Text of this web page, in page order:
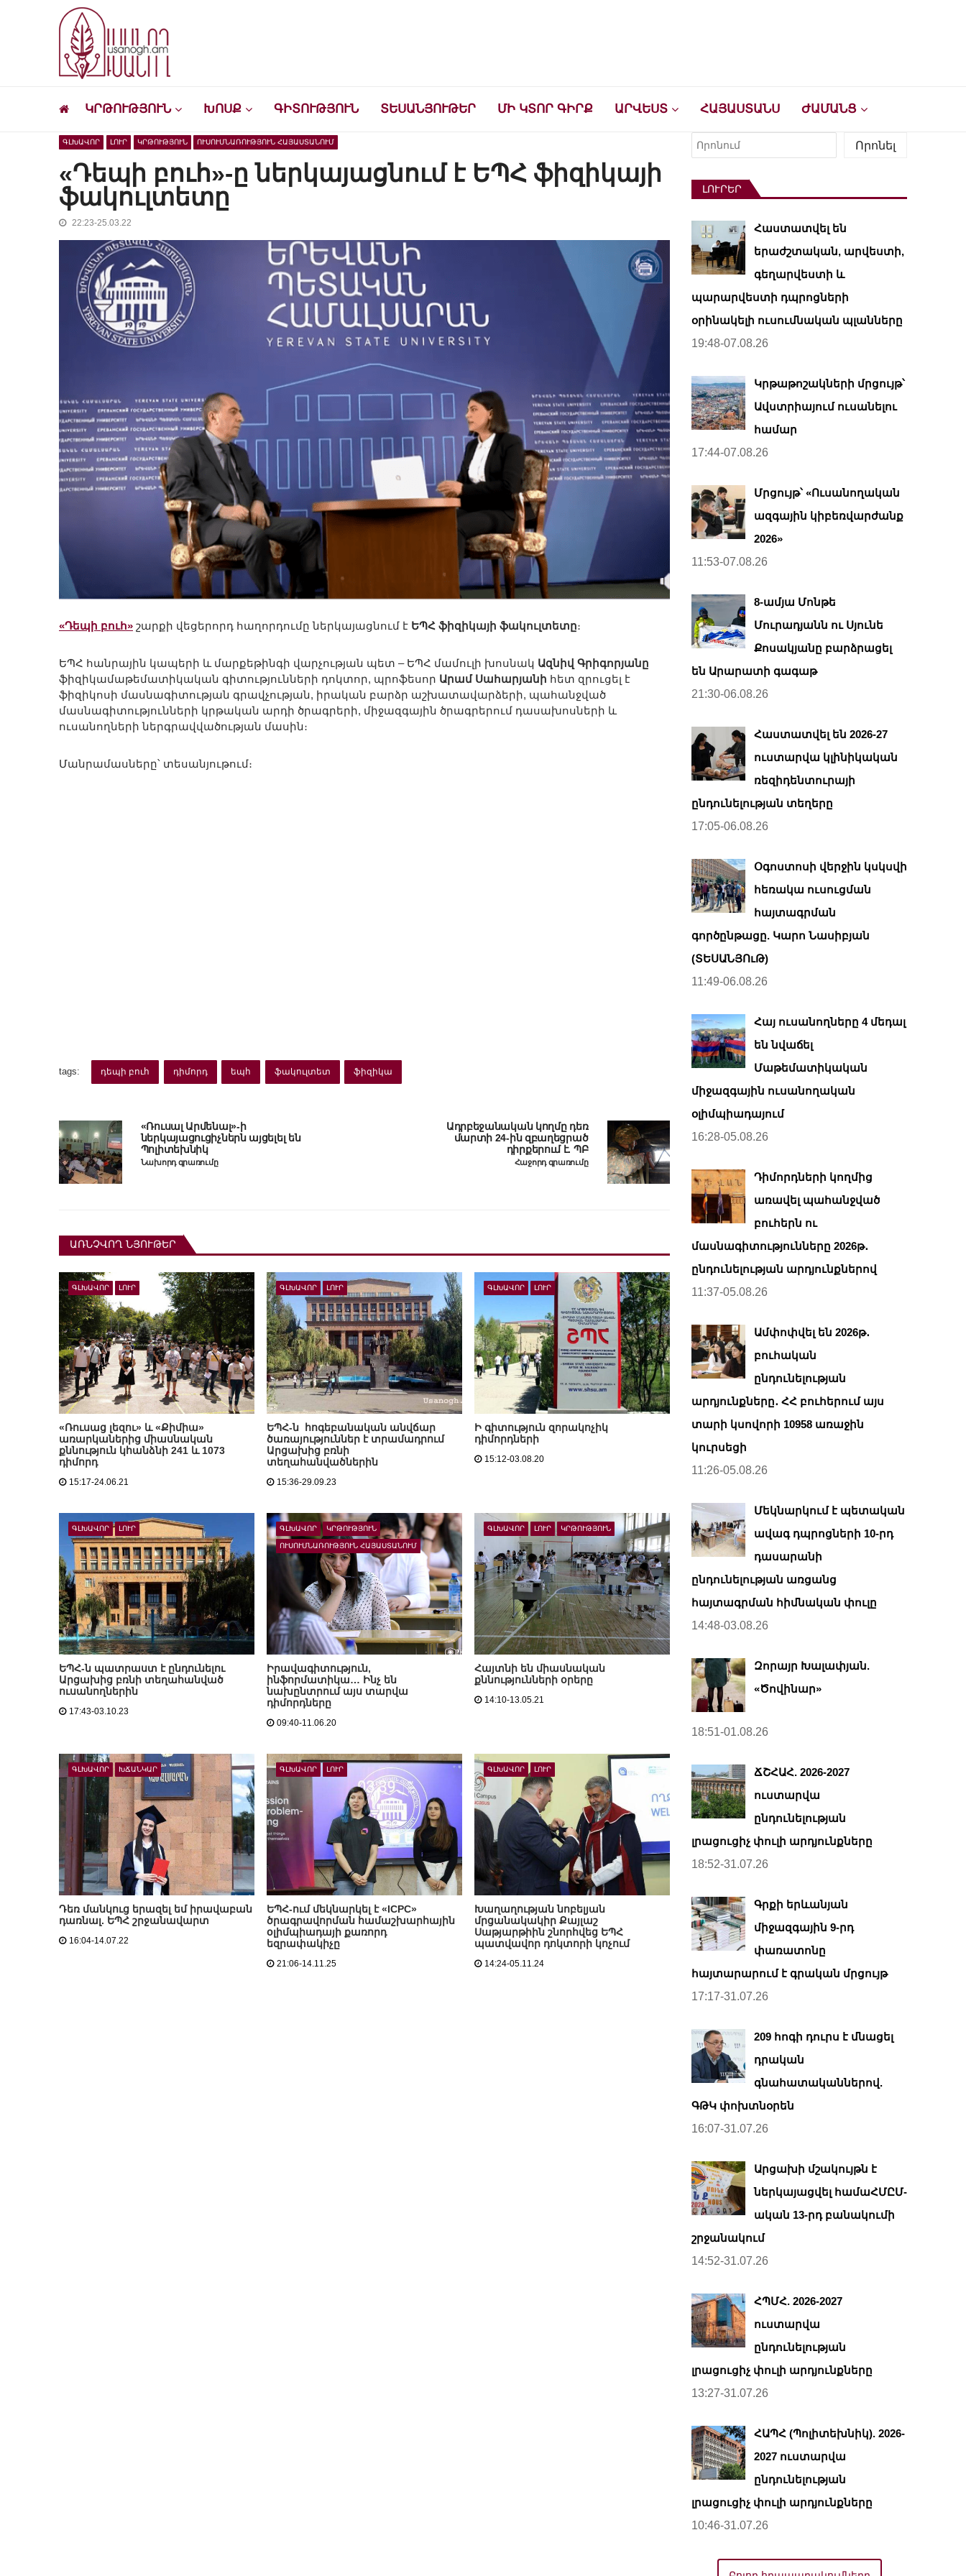
ԿՐԹՈՒԹՅՈՒՆ ԽՈՍՔ ԳԻՏՈՒԹՅՈՒՆ ՏԵՍԱՆՅՈՒԹԵՐ ՄԻ ԿՏՈՐ ԳԻՐՔ ԱՐՎԵՍՏ ՀԱՅԱՍՏԱՆՍ ԺԱՄԱՆՑ
ԳԼԽԱՎՈՐ ԼՈՒՐ ԿՐԹՈՒԹՅՈՒՆ ՈՒՍՈՒՄՆԱՌՈՒԹՅՈՒՆ ՀԱՅԱՍՏԱՆՈՒՄ
«Դեպի բուհ»-ը ներկայացնում է ԵՊՀ ֆիզիկայի
ֆակուլտետը
22:23-25.03.22
«Դեպի բուհ» շարքի վեցերորդ հաղորդումը ներկայացնում է ԵՊՀ ֆիզիկայի ֆակուլտետը։
ԵՊՀ հանրային կապերի և մարքեթինգի վարչության պետ – ԵՊՀ մամուլի խոսնակ Ազնիվ Գրիգորյանը
ֆիզիկամաթեմատիկական գիտությունների դոկտոր, պրոֆեսոր Արամ Սահարյանի հետ զրուցել է
ֆիզիկոսի մասնագիտության գրավչության, իրական բարձր աշխատավարձերի, պահանջված
մասնագիտությունների կրթական արդի ծրագրերի, միջազգային ծրագրերում դասախոսների և
ուսանողների ներգրավվածության մասին։
Մանրամասները՝ տեսանյութում։
tags: դեպի բուհ դիմորդ եպհ ֆակուլտետ ֆիզիկա
«Ռուսալ Արմենալ»-ի
ներկայացուցիչներն այցելել են
Պոլիտեխնիկ
Նախորդ գրառումը
Ադրբեջանական կողմը դեռ
մարտի 24-ին զբաղեցրած
դիրքերում է. ՊԲ
Հաջորդ գրառումը
ԱՌՆՉՎՈՂ ՆՅՈՒԹԵՐ
ԳԼԽԱՎՈՐ ԼՈՒՐ
«Ռուսաց լեզու» և «Քիմիա»
առարկաներից միասնական
քննություն կհանձնի 241 և 1073
դիմորդ
15:17-24.06.21
ԳԼԽԱՎՈՐ ԼՈՒՐ
ԵՊՀ-ն հոգեբանական անվճար
ծառայություններ է տրամադրում
Արցախից բռնի
տեղահանվածներին
15:36-29.09.23
ԳԼԽԱՎՈՐ ԼՈՒՐ
Ի գիտություն զորակոչիկ
դիմորդների
15:12-03.08.20
ԳԼԽԱՎՈՐ ԼՈՒՐ
ԵՊՀ-ն պատրաստ է ընդունելու
Արցախից բռնի տեղահանված
ուսանողներին
17:43-03.10.23
ԳԼԽԱՎՈՐ ԿՐԹՈՒԹՅՈՒՆ
ՈՒՍՈՒՄՆԱՌՈՒԹՅՈՒՆ ՀԱՅԱՍՏԱՆՈՒՄ
Իրավագիտություն,
ինֆորմատիկա… Ինչ են
նախընտրում այս տարվա
դիմորդները
09:40-11.06.20
ԳԼԽԱՎՈՐ ԼՈՒՐ ԿՐԹՈՒԹՅՈՒՆ
Հայտնի են միասնական
քննությունների օրերը
14:10-13.05.21
ԳԼԽԱՎՈՐ ԽՃԱՆԿԱՐ
Դեռ մանկուց երազել եմ իրավաբան
դառնալ. ԵՊՀ շրջանավարտ
16:04-14.07.22
ԳԼԽԱՎՈՐ ԼՈՒՐ
ԵՊՀ-ում մեկնարկել է «ICPC»
ծրագրավորման համաշխարհային
օլիմպիադայի քառորդ
եզրափակիչը
21:06-14.11.25
ԳԼԽԱՎՈՐ ԼՈՒՐ
Խաղաղության նոբելյան
մրցանակակիր Քայլաշ
Սաթյարթիին շնորհվեց ԵՊՀ
պատվավոր դոկտորի կոչում
14:24-05.11.24
Որոնել
Որոնել
ԼՈՒՐԵՐ
Հաստատվել են
երաժշտական, արվեստի,
գեղարվեստի և
պարարվեստի դպրոցների
օրինակելի ուսումնական պլանները
19:48-07.08.26
Կրթաթոշակների մրցույթ՝
Ավստրիայում ուսանելու
համար
17:44-07.08.26
Մրցույթ՝ «Ուսանողական
ազգային կիբեռվարժանք
2026»
11:53-07.08.26
8-ամյա Մոնթե
Մուրադյանն ու Սյունե
Քոսակյանը բարձրացել
են Արարատի գագաթ
21:30-06.08.26
Հաստատվել են 2026-27
ուստարվա կլինիկական
ռեզիդենտուրայի
ընդունելության տեղերը
17:05-06.08.26
Օգոստոսի վերջին կսկսվի
հեռակա ուսուցման
հայտագրման
գործընթացը. Կարո Նասիբյան
(ՏԵՍԱՆՅՈւԹ)
11:49-06.08.26
Հայ ուսանողները 4 մեդալ
են նվաճել
Մաթեմատիկական
միջազգային ուսանողական
օլիմպիադայում
16:28-05.08.26
Դիմորդների կողմից
առավել պահանջված
բուհերն ու
մասնագիտությունները 2026թ․
ընդունելության արդյունքներով
11:37-05.08.26
Ամփոփվել են 2026թ․
բուհական
ընդունելության
արդյունքները․ ՀՀ բուհերում այս
տարի կսովորի 10958 առաջին
կուրսեցի
11:26-05.08.26
Մեկնարկում է պետական
ավագ դպրոցների 10-րդ
դասարանի
ընդունելության առցանց
հայտագրման հիմնական փուլը
14:48-03.08.26
Զորայր Խալափյան.
«Ծովինար»
18:51-01.08.26
ՃՇՀԱՀ. 2026-2027
ուստարվա
ընդունելության
լրացուցիչ փուլի արդյունքները
18:52-31.07.26
Գրքի երևանյան
միջազգային 9-րդ
փառատոնը
հայտարարում է գրական մրցույթ
17:17-31.07.26
209 հոգի դուրս է մնացել
դրական
գնահատականներով.
ԳԹԿ փոխտնօրեն
16:07-31.07.26
Արցախի մշակույթն է
ներկայացվել համաՀՄԸՄ-
ական 13-րդ բանակումի
շրջանակում
14:52-31.07.26
ՀՊՄՀ. 2026-2027
ուստարվա
ընդունելության
լրացուցիչ փուլի արդյունքները
13:27-31.07.26
ՀԱՊՀ (Պոլիտեխնիկ). 2026-
2027 ուստարվա
ընդունելության
լրացուցիչ փուլի արդյունքները
10:46-31.07.26